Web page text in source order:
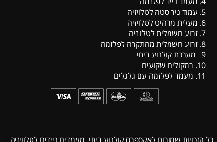
5. עמוד נירוסטה לטלויזיה
6. מעלית מרהיט לטלויזיה
7. זרוע חשמלית לטלויזיה
8. זרוע חשמלית מהתקרה לפלזמה
9. מערכת קולנוע ביתי
10. רמקולים שקועים
11. מעמד לפלזמה עם גלגלים
כל הזכויות שמורות לאקספרס קולנוע ביתי,מעמדים ניידים לטלוויזיה,